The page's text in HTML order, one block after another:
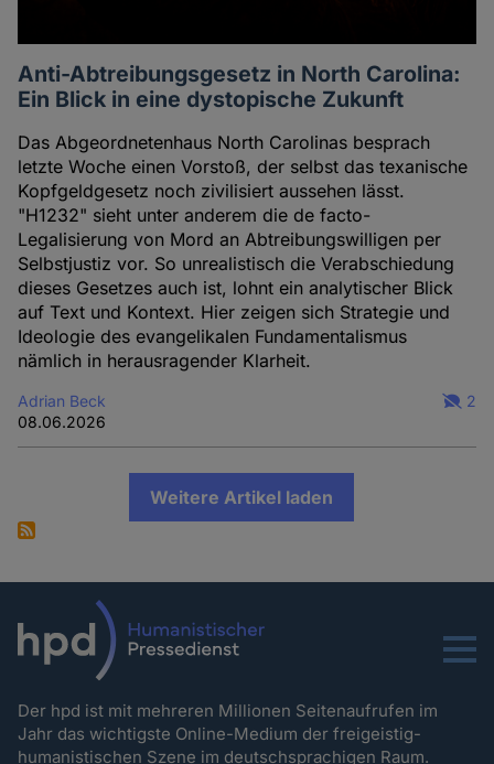
Anti-Abtreibungsgesetz in North Carolina:
Ein Blick in eine dystopische Zukunft
Das Abgeordnetenhaus North Carolinas besprach
letzte Woche einen Vorstoß, der selbst das texanische
Kopfgeldgesetz noch zivilisiert aussehen lässt.
"H1232" sieht unter anderem die de facto-
Legalisierung von Mord an Abtreibungswilligen per
Selbstjustiz vor. So unrealistisch die Verabschiedung
dieses Gesetzes auch ist, lohnt ein analytischer Blick
auf Text und Kontext. Hier zeigen sich Strategie und
Ideologie des evangelikalen Fundamentalismus
nämlich in herausragender Klarheit.
Adrian Beck
08.06.2026
2
Weitere Artikel laden
Menu
Der hpd ist mit mehreren Millionen Seitenaufrufen im
Jahr das wichtigste Online-Medium der freigeistig-
humanistischen Szene im deutschsprachigen Raum.